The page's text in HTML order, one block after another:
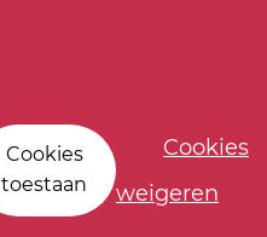
Cookies
toestaan
Cookies
weigeren